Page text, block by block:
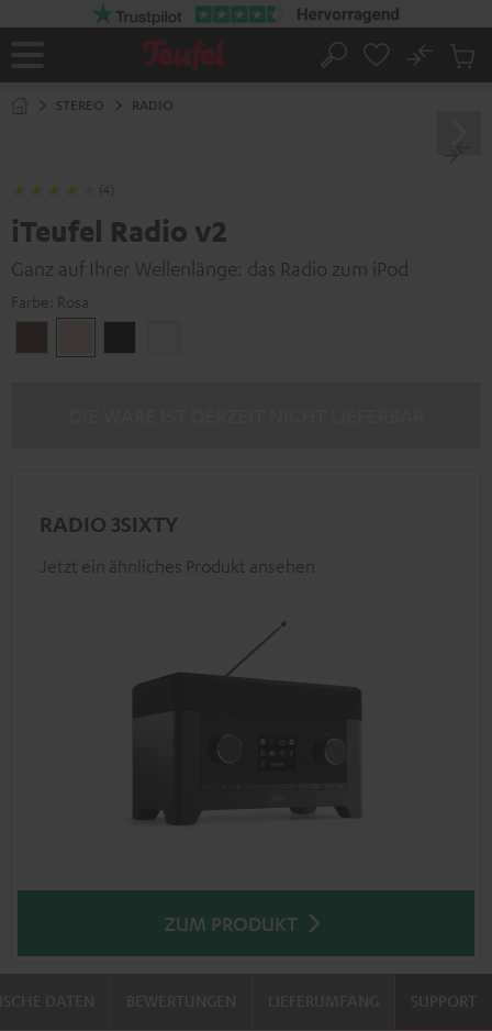
Startseite
Suche
No
STEREO RADIO
(4)
iTeufel Radio v2
Ganz auf Ihrer Wellenlänge: das Radio zum iPod
Farbe: Rosa
RADIO 3SIXTY
Jetzt ein ähnliches Produkt ansehen
ZUM PRODUKT
SUPPORT